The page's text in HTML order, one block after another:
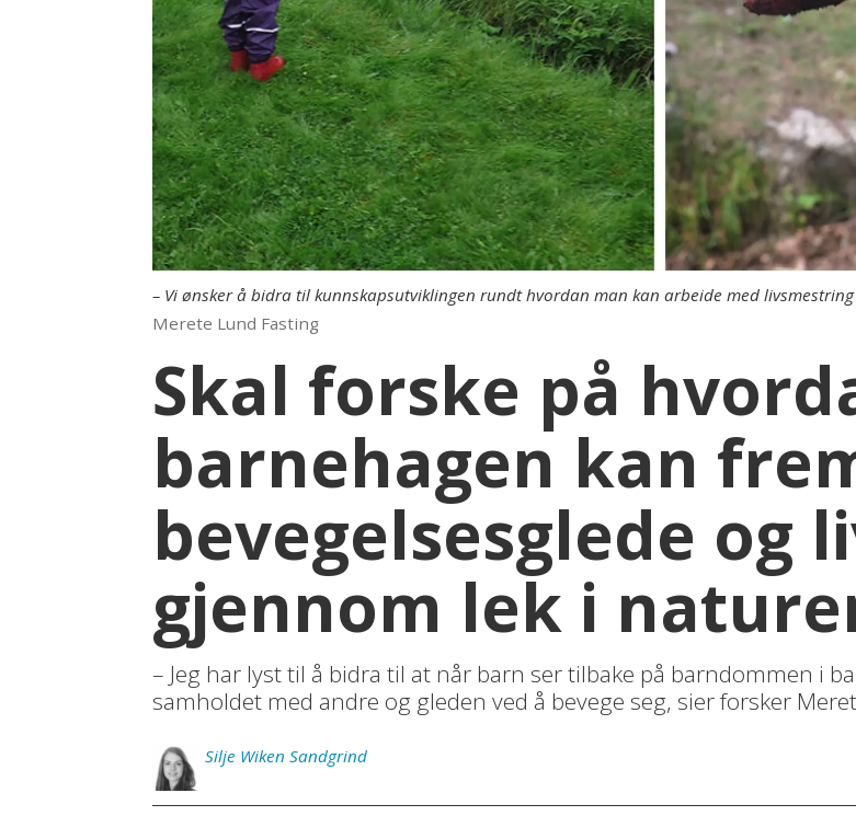
– Vi ønsker å bidra til kunnskapsutviklingen rundt hvordan man kan arbeide med
Merete Lund Fasting
Skal forske på
barnehagen kan
bevegelsesglede og
gjennom lek i
– Jeg har lyst til å bidra til at når barn ser tilbake på barndommen i
samholdet med andre og gleden ved å bevege seg, sier forsker
Silje Wiken Sandgrind